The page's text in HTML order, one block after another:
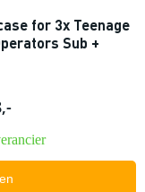
for 3x Teenage
Sub +